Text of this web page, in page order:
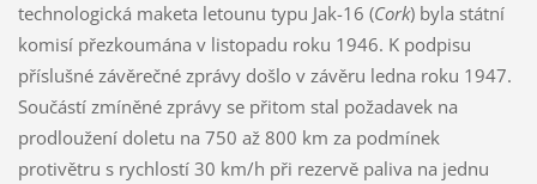
technologická maketa letounu typu Jak-16 (Cork) byla státní
komisí přezkoumána v listopadu roku 1946. K podpisu
příslušné závěrečné zprávy došlo v závěru ledna roku 1947.
Součástí zmíněné zprávy se přitom stal požadavek na
prodloužení doletu na 750 až 800 km za podmínek
protivětru s rychlostí 30 km/h při rezervě paliva na jednu